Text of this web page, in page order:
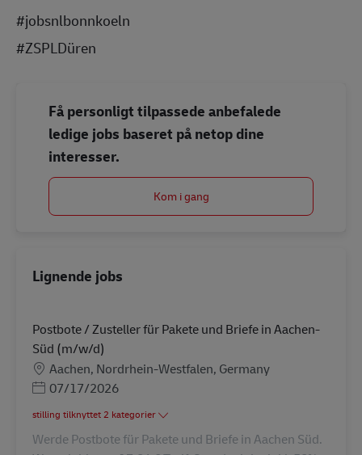
#jobsnlbonnkoeln
#ZSPLDüren
Få personligt tilpassede anbefalede
ledige jobs baseret på netop dine
interesser.
Kom i gang
Lignende jobs
Postbote / Zusteller für Pakete und Briefe in Aachen-
Süd (m/w/d)
Lokation
Aachen, Nordrhein-Westfalen, Germany
Posted Date
07/17/2026
stilling tilknyttet 2 kategorier
Werde Postbote für Pakete und Briefe in Aachen Süd.